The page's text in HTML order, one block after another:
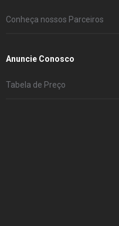
Conheça nossos Parceiros
Anuncie Conosco
Tabela de Preço